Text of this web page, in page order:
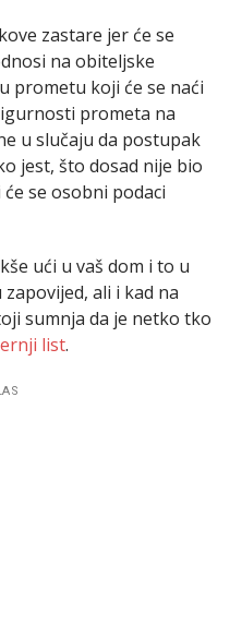
zastare jer će se
na obiteljske
prometu koji će se naći
prometa na
u slučaju da postupak
jest, što dosad nije bio
se osobni podaci
ući u vaš dom i to u
ali i kad na
sumnja da je netko tko
list.